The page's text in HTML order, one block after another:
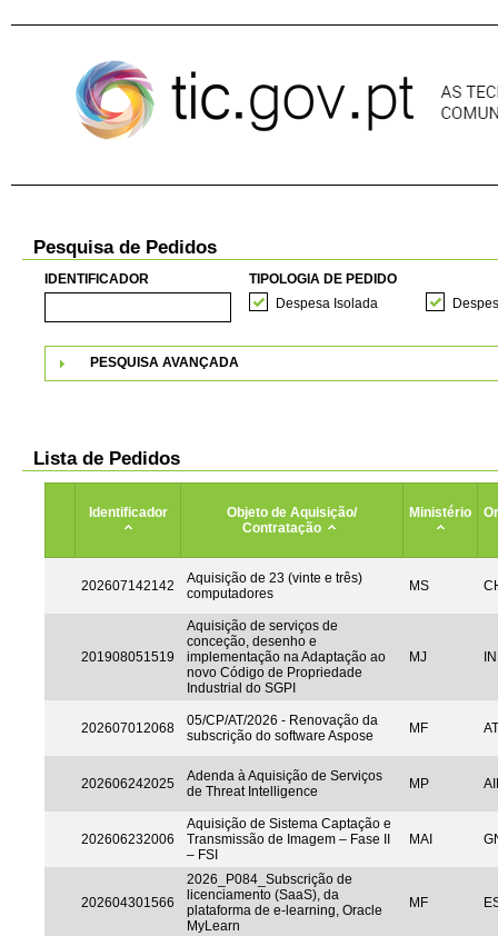
Pesquisa de Pedidos
IDENTIFICADOR
TIPOLOGIA DE PEDIDO
Despesa Isolada
PESQUISA AVANÇADA
Lista de Pedidos
Identificador
Objeto de Aquisição/
Contratação
Ministério
202607142142
Aquisição de 23 (vinte e três)
computadores
MS
201908051519
Aquisição de serviços de
conceção, desenho e
implementação na Adaptação ao
novo Código de Propriedade
Industrial do SGPI
MJ
202607012068
05/CP/AT/2026 - Renovação da
subscrição do software Aspose
MF AT
202606242025
Adenda à Aquisição de Serviços
de Threat Intelligence
MP
202606232006
Aquisição de Sistema Captação e
Transmissão de Imagem – Fase II
– FSI
MAI
202604301566
2026_P084_Subscrição de
licenciamento (SaaS), da
plataforma de e-learning, Oracle
MyLearn
MF